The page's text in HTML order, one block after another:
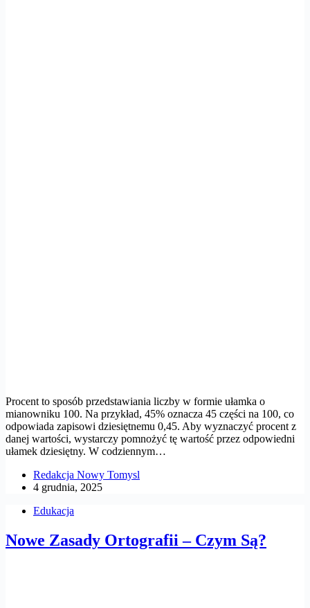
Procent to sposób przedstawiania liczby w formie ułamka o
mianowniku 100. Na przykład, 45% oznacza 45 części na 100, co
odpowiada zapisowi dziesiętnemu 0,45. Aby wyznaczyć procent z
danej wartości, wystarczy pomnożyć tę wartość przez odpowiedni
ułamek dziesiętny. W codziennym…
Redakcja Nowy Tomysl
4 grudnia, 2025
Edukacja
Nowe Zasady Ortografii – Czym Są?